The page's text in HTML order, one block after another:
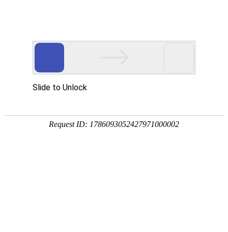
您当前位置： 首页>家装案例展示